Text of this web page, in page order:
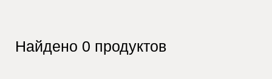
Найдено 0 продуктов